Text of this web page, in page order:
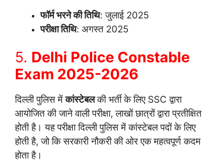
फॉर्म भरने की तिथि: जुलाई 2025
परीक्षा तिथि: अगस्त 2025
5. Delhi Police Constable
Exam 2025-2026
दिल्ली पुलिस मेंकांस्टेबलकी भर्ती के लिए SSC द्वारा
आयोजित की जाने वाली परीक्षा, लाखों छात्रों द्वारा प्रतीक्षित
होती है। यह परीक्षा दिल्ली पुलिस में कांस्टेबल पदों के लिए
होती है, जो कि सरकारी नौकरी की ओर एक महत्वपूर्ण कदम
होता है।